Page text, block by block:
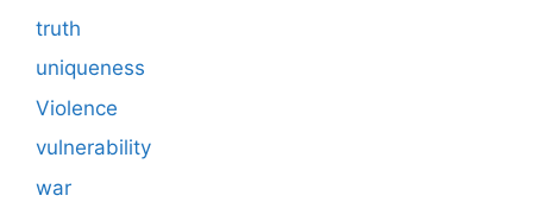
truth
uniqueness
Violence
vulnerability
war